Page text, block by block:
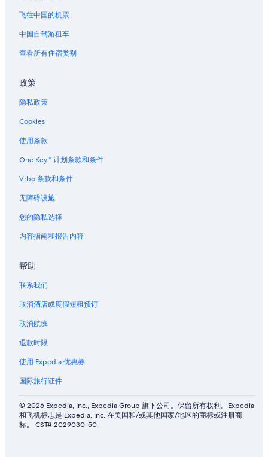
飞往中国的机票
中国自驾游租车
查看所有住宿类别
政策
隐私政策
Cookies
使用条款
One Key™ 计划条款和条件
Vrbo 条款和条件
无障碍设施
您的隐私选择
内容指南和报告内容
帮助
联系我们
取消酒店或度假短租预订
取消航班
退款时限
使用 Expedia 优惠券
国际旅行证件
© 2026 Expedia, Inc., Expedia Group 旗下公司。保留所有权利。Expedia
和飞机标志是 Expedia, Inc. 在美国和/或其他国家/地区的商标或注册商
标。 CST# 2029030-50.